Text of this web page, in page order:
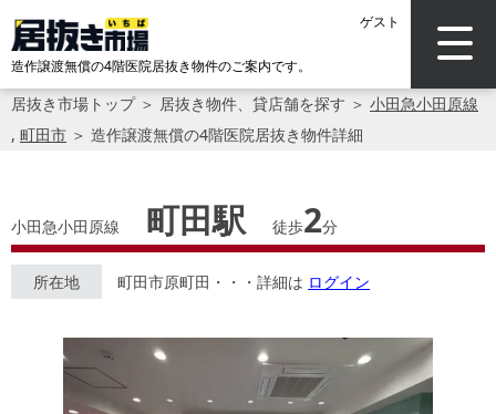
ゲスト
造作譲渡無償の4階医院居抜き物件のご案内です。
居抜き市場トップ＞ 居抜き物件、貸店舗を探す ＞ 小田急小田原線
, 町田市 ＞ 造作譲渡無償の4階医院居抜き物件詳細
小田急小田原線 町田駅 徒歩2分
所在地 町田市原町田・・・詳細は ログイン